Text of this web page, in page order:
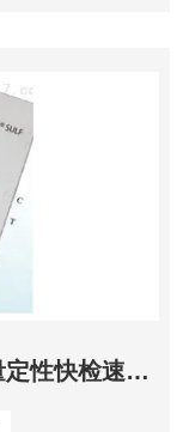
BC104clover玉米赤霉烯酮定量定性快检速测卡